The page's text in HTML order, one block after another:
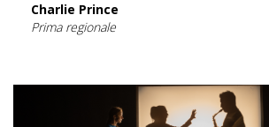
Charlie Prince
Prima regionale